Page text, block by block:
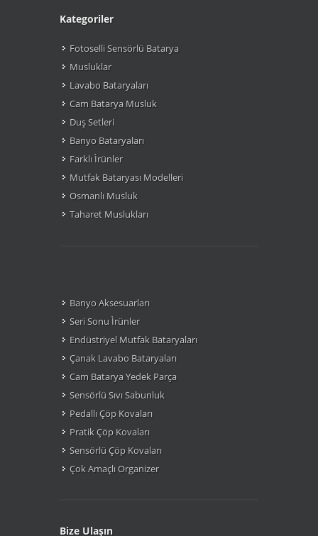
Kategoriler
Fotoselli Sensörlü Batarya
Musluklar
Lavabo Bataryaları
Cam Batarya Musluk
Duş Setleri
Banyo Bataryaları
Farklı Ìrünler
Mutfak Bataryası Modelleri
Osmanlı Musluk
Taharet Muslukları
Banyo Aksesuarları
Seri Sonu Ìrünler
Endüstriyel Mutfak Bataryaları
Çanak Lavabo Bataryaları
Cam Batarya Yedek Parça
Sensörlü Sıvı Sabunluk
Pedallı Çöp Kovaları
Pratik Çöp Kovaları
Sensörlü Çöp Kovaları
Çok Amaçlı Organizer
Bize Ulaşın